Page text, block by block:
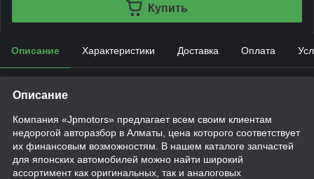
Купить
Описание Характеристики Доставка Оплата
Описание
Компания «Jpmotors» предлагает всем своим клиентам
недорогой авторазбор в Алматы, цена которого соответствует
их финансовым возможностям. В нашем каталоге запчастей
для японских автомобилей можно найти широкий
ассортимент как оригинальных, так и аналоговых